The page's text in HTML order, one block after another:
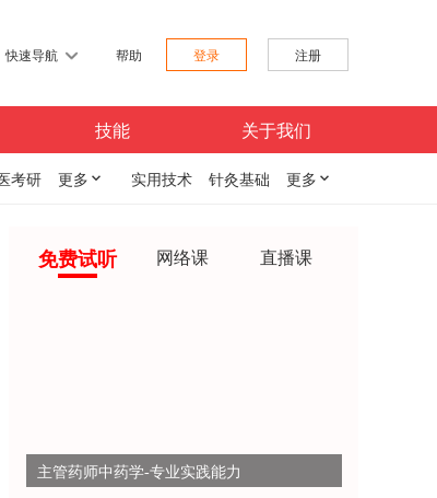
快速导航 帮助 登录 注册
技能 关于我们
考研 更多  实用技术 针灸基础 更多 
免费试听 网络课 直播课
主管药师中药学-专业实践能力